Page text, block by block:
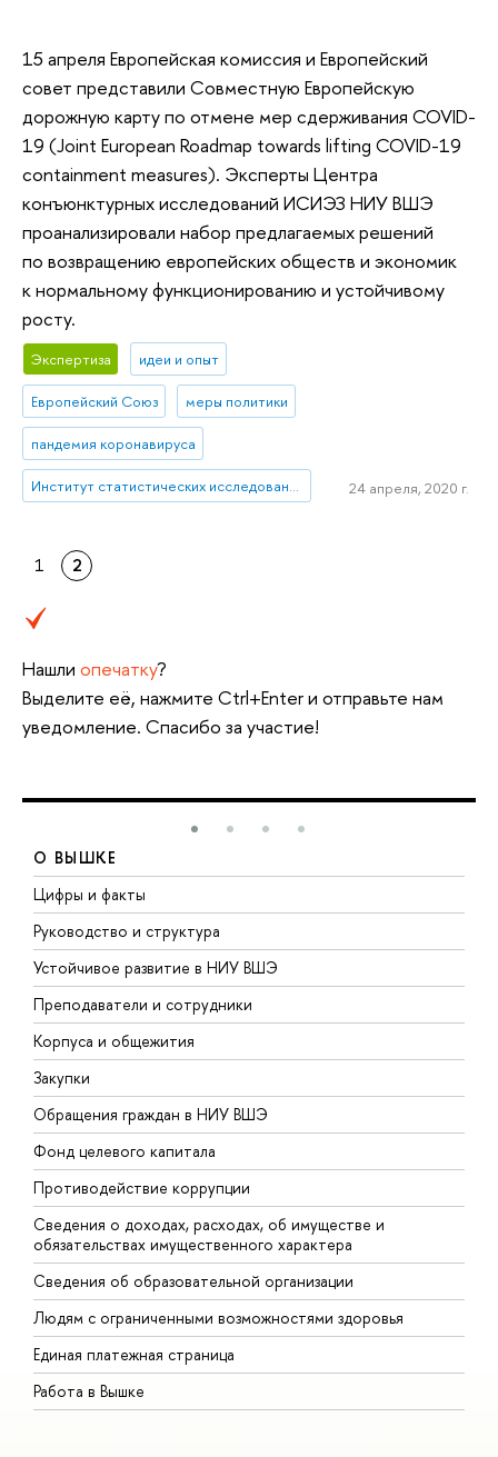
15 апреля Европейская комиссия и Европейский
совет представили Совместную Европейскую
дорожную карту по отмене мер сдерживания COVID-
19 (Joint European Roadmap towards lifting COVID-19
containment measures). Эксперты Центра
конъюнктурных исследований ИСИЭЗ НИУ ВШЭ
проанализировали набор предлагаемых решений
по возвращению европейских обществ и экономик
к нормальному функционированию и устойчивому
росту.
Экспертиза идеи и опыт
Европейский Союз меры политики
пандемия коронавируса
Институт статистических исследований и экономики знаний 24 апреля, 2020 г.
1 2
Нашли опечатку?
Выделите её, нажмите Ctrl+Enter и отправьте нам
уведомление. Спасибо за участие!
О ВЫШКЕ
Цифры и факты
Руководство и структура
Устойчивое развитие в НИУ ВШЭ
Преподаватели и сотрудники
Корпуса и общежития
Закупки
Обращения граждан в НИУ ВШЭ
Фонд целевого капитала
Противодействие коррупции
Сведения о доходах, расходах, об имуществе и
обязательствах имущественного характера
Сведения об образовательной организации
Людям с ограниченными возможностями здоровья
Единая платежная страница
Работа в Вышке